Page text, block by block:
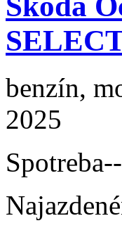
benzín,
2025
Spotreba
Najazdené